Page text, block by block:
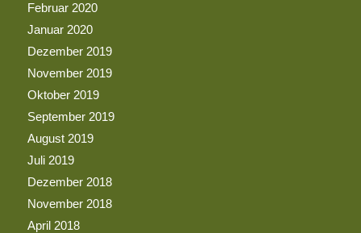
Februar 2020
Januar 2020
Dezember 2019
November 2019
Oktober 2019
September 2019
August 2019
Juli 2019
Dezember 2018
November 2018
April 2018